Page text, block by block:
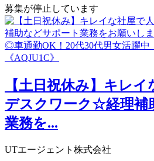
募集が停止しています
【土日祝休み】キレ
デスクワーク☆経理補
業務を...
UTエージェント株式会社